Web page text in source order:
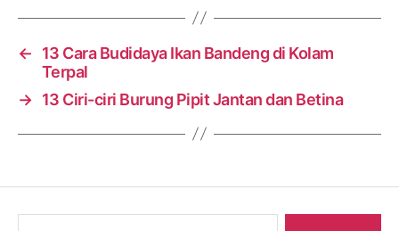
←
13 Cara Budidaya Ikan Bandeng di Kolam
Terpal
→ 13 Ciri-ciri Burung Pipit Jantan dan Betina